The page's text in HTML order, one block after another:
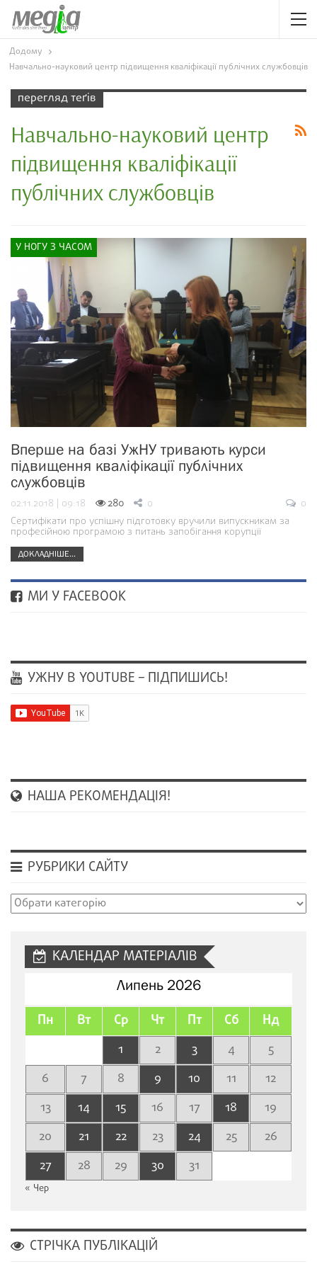
Додому
Навчально-науковий центр підвищення кваліфікації публічних службовців
перегляд теґів
Навчально-науковий центр
підвищення кваліфікації
публічних службовців
У НОГУ З ЧАСОМ
Вперше на базі УжНУ тривають курси
підвищення кваліфікації публічних
службовців
02.11.2018 | 09:18 280 0
0
Сертифікати про успішну підготовку вручили випускникам за
професійною програмою з питань запобігання корупції
ДОКЛАДНІШЕ...
МИ У FACEBOOK
УЖНУ В YOUTUBE – ПІДПИШИСЬ!
НАША РЕКОМЕНДАЦІЯ!
РУБРИКИ САЙТУ
Рубрики
КАЛЕНДАР МАТЕРІАЛІВ
Липень 2026
Пн Вт Ср Чт Пт Сб Нд
1 2 3 4
5
6
7 8 9 10 11
12
13
14 15 16 17 18
19
20
21 22 23 24 25
26
27
28 29 30 31
« Чер
СТРІЧКА ПУБЛІКАЦІЙ